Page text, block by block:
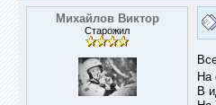
Михайлов Виктор
Старожил
На
В